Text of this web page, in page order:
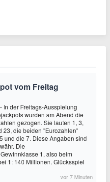
vom Freitag
In der Freitags-Ausspielung
wurden am Abend die
gezogen. Sie lauten 1, 3,
23, die beiden "Eurozahlen"
und die 7. Diese Angaben sind
Die
1, also beim
1: 140 Millionen. Glücksspiel
vor 7 Minuten